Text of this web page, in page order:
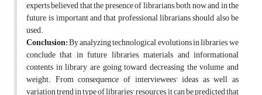
experts believed that the presence of librarians, both now and in the
future, is important and that professional librarians should also be
used.
Conclusion:By analyzing technological evolutions in libraries, we
conclude that in future libraries, materials and informational
contents in library are going toward decreasing the volume and
weight. From consequence of interviewees' ideas as well as